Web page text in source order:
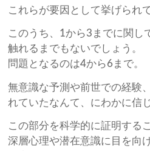
これらが要因として挙げられ
このうち、1から3までに関し
触れるまでもないでしょう。
問題となるのは4から6まで。
無意識な予測や前世での経験
れていたなんて、にわかに信
この部分を科学的に証明する
深層心理や潜在意識に目を向